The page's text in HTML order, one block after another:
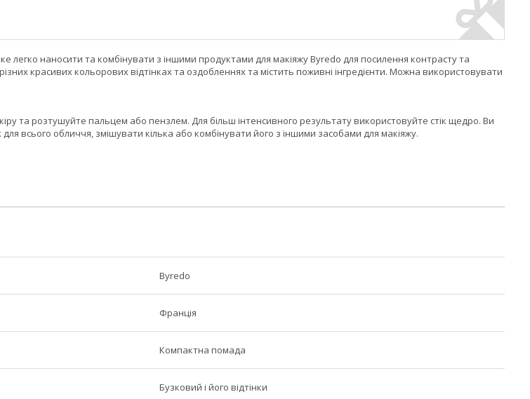
легко наносити та комбінувати з іншими продуктами для макіяжу Byredo для посилення контрасту та
красивих кольорових відтінках та оздобленнях та містить поживні інгредієнти. Можна використовувати
та розтушуйте пальцем або пензлем. Для більш інтенсивного результату використовуйте стік щедро. Ви
всього обличчя, змішувати кілька або комбінувати його з іншими засобами для макіяжу.
Byredo
Франція
Компактна помада
Бузковий і його відтінки